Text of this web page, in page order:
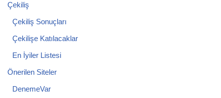
Çekiliş
Çekiliş Sonuçları
Çekilişe Katılacaklar
En İyiler Listesi
Önerilen Siteler
DenemeVar